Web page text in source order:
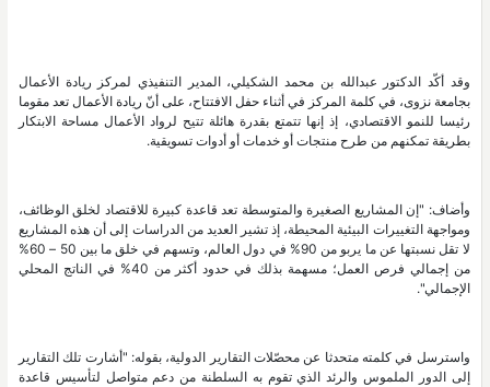
وقد أكّد الدكتور عبدالله بن محمد الشكيلي، المدير التنفيذي لمركز ريادة الأعمال
بجامعة نزوى، في كلمة المركز في أثناء حفل الافتتاح، على أنّ ريادة الأعمال تعد مقوما
رئيسا للنمو الاقتصادي، إذ إنها تتمتع بقدرة هائلة تتيح لرواد الأعمال مساحة الابتكار
بطريقة تمكنهم من طرح منتجات أو خدمات أو أدوات تسويقية.
وأضاف: "إن المشاريع الصغيرة والمتوسطة تعد قاعدة كبيرة للاقتصاد لخلق الوظائف،
ومواجهة التغييرات البيئية المحيطة، إذ تشير العديد من الدراسات إلى أن هذه المشاريع
لا تقل نسبتها عن ما يربو من 90% في دول العالم، وتسهم في خلق ما بين 50 – 60%
من إجمالي فرص العمل؛ مسهمة بذلك في حدود أكثر من 40% في الناتج المحلي
الإجمالي".
واسترسل في كلمته متحدثا عن محصّلات التقارير الدولية، بقوله: "أشارت تلك التقارير
إلى الدور الملموس والرئد الذي تقوم به السلطنة من دعم متواصل لتأسيس قاعدة